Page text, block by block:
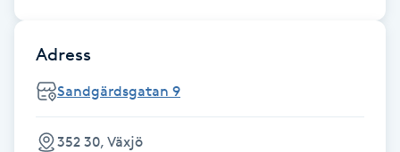
Hollywood Peel
Hot yoga
Adress
Sandgärdsgatan 9
352 30, Växjö